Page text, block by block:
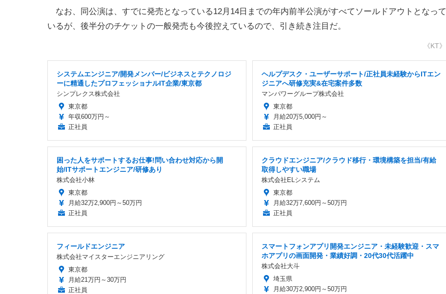
なお、同公演は、すでに発売となっている12月14日までの年内前半公演がすべてソールドアウトとなって
いるが、後半分のチケットの一般発売も今後控えているので、引き続き注目だ。
《KT》
システムエンジニア/開発メンバー/ビジネスとテクノロジ
ーに精通したプロフェッショナルIT企業/東京都
シンプレクス株式会社
東京都
年収600万円～
正社員
ヘルプデスク・ユーザーサポート/正社員未経験からITエン
ジニアへ研修充実&在宅案件多数
マンパワーグループ株式会社
東京都
月給20万5,000円～
正社員
困った人をサポートするお仕事!問い合わせ対応から開
始/ITサポートエンジニア/研修あり
株式会社小林
東京都
月給32万2,900円～50万円
正社員
クラウドエンジニア/クラウド移行・環境構築を担当/有給
取得しやすい職場
株式会社ELシステム
東京都
月給32万7,600円～50万円
正社員
フィールドエンジニア
株式会社マイスターエンジニアリング
東京都
月給21万円～30万円
正社員
スマートフォンアプリ開発エンジニア・未経験歓迎・スマ
ホアプリの画面開発・業績好調・20代30代活躍中
株式会社大斗
埼玉県
月給30万2,900円～50万円